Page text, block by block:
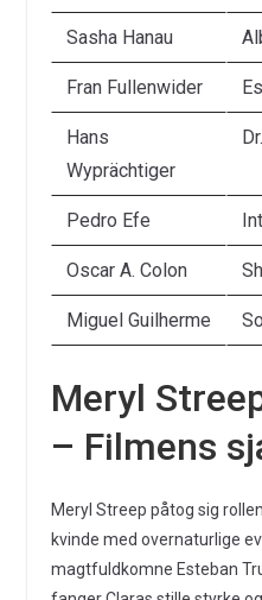
Sasha Hanau
Fran Fullenwider
Hans
Wyprächtiger
Pedro Efe
Oscar A. Colon
Miguel Guilherme
Meryl
– Filmens
Meryl Streep påtog sig
kvinde med overnaturlige
magtfuldkomne Esteban